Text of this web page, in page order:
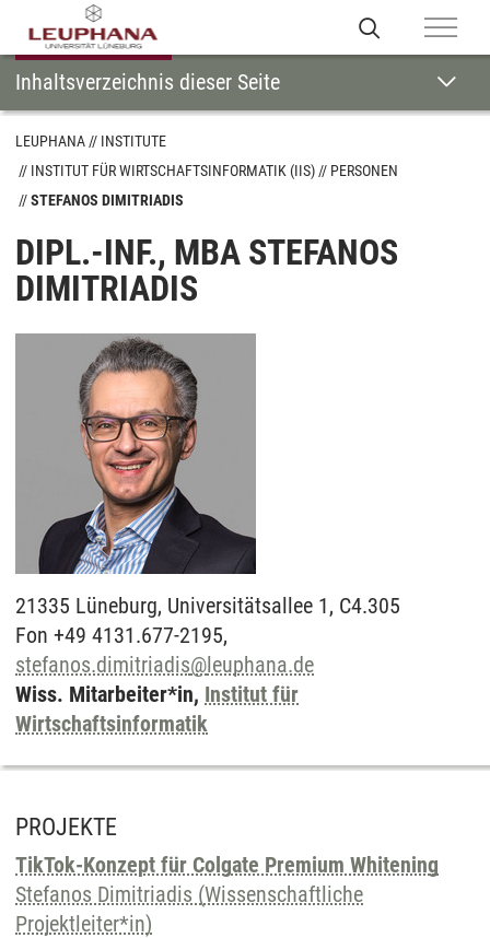
Inhaltsverzeichnis dieser Seite
LEUPHANA
INSTITUTE
INSTITUT FÜR WIRTSCHAFTSINFORMATIK (IIS)
PERSONEN
STEFANOS DIMITRIADIS
DIPL.-INF., MBA STEFANOS
DIMITRIADIS
21335 Lüneburg, Universitätsallee 1, C4.305
Fon +49 4131.677-2195,
stefanos.dimitriadis@leuphana.de
Wiss. Mitarbeiter*in, Institut für
Wirtschaftsinformatik
PROJEKTE
TikTok-Konzept für Colgate Premium Whitening
Stefanos Dimitriadis (Wissenschaftliche
Projektleiter*in)